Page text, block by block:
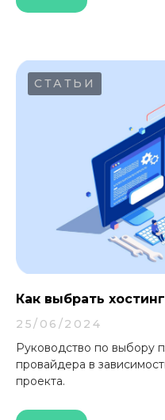
СТАТЬИ
Как выбрать
25/06/2024
Руководство по выбору
провайдера в
проекта.